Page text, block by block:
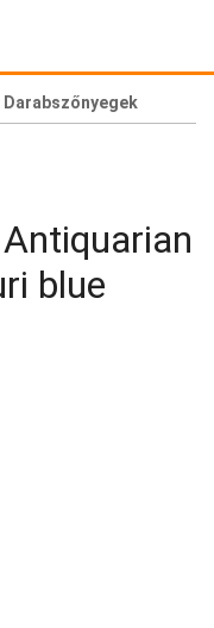
Darabszőnyegek
blue